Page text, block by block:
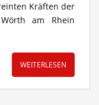
Kräften der
am Rhein
WEITERLESEN